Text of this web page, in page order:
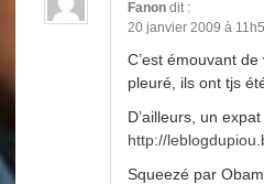
Fanon dit :
20 janvier 2009 à
C’est émouvant
pleuré, ils ont tjs
D’ailleurs, un
http://
Squeezé par